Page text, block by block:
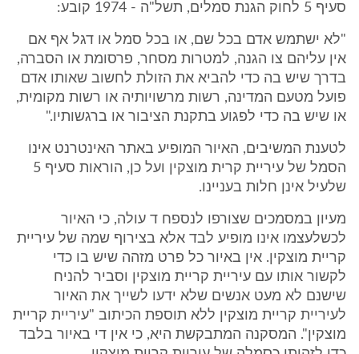
סעיף 5 לחוק הגנת סמלים, תשל"ה - 1974 קובע:
"לא ישתמש אדם בכל שם, או בכל סמל או דגל אף אם
אין עליהם צו הגנה, למטרות מסחר, פרסומת או הסברה,
בדרך שיש בה כדי להביא את הזולת לחשוב שאותו אדם
פועל מטעם המדינה, רשות מרשויותיה או רשות מקומית,
או שיש בה כדי לפגוע בתקנת הציבור או ברגשותיו."
לטענת המשיבים, האיור המופיע באתר האינטרנט אינו
הסמל של עיריית קרית מוצקין ועל כן, הוראות סעיף 5
שלעיל אינן חלות בעניינו.
מעיון במסמכים שצורפו לנספח ד עולה, כי האיור
לכשלעצמו אינו מופיע לבד אלא בצירוף שמה של עיריית
קריית מוצקין. אין באיור כל פרט מזהה שיש בו כדי
לקשור אותו עם עיריית קריית מוצקין וסביר להניח
שישנם לא מעט אנשים שלא ידעו לשייך את האיור
לעיריית קריית מוצקין ללא תוספת הכיתוב "עיריית קריית
מוצקין". המסקנה המתבקשת היא, כי אין די באיור בלבד